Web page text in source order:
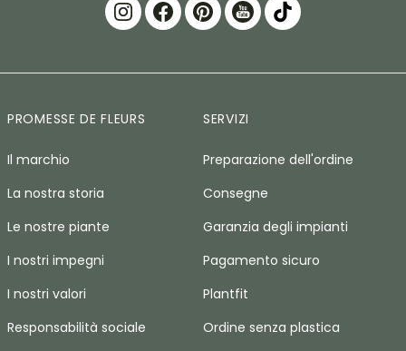
PROMESSE DE FLEURS
Il marchio
La nostra storia
Le nostre piante
I nostri impegni
I nostri valori
Responsabilità sociale
SERVIZI
Preparazione dell'ordine
Consegne
Garanzia degli impianti
Pagamento sicuro
Plantfit
Ordine senza plastica